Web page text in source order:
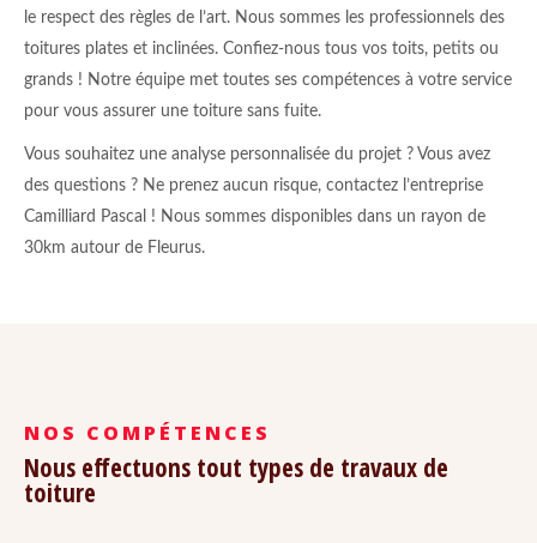
le respect des règles de l’art. Nous sommes les professionnels des
toitures plates et inclinées. Confiez-nous tous vos toits, petits ou
grands ! Notre équipe met toutes ses compétences à votre service
pour vous assurer une toiture sans fuite.
Vous souhaitez une analyse personnalisée du projet ? Vous avez
des questions ? Ne prenez aucun risque, contactez l’entreprise
Camilliard Pascal ! Nous sommes disponibles dans un rayon de
30km autour de Fleurus.
NOS COMPÉTENCES
Nous effectuons tout types de travaux de
toiture